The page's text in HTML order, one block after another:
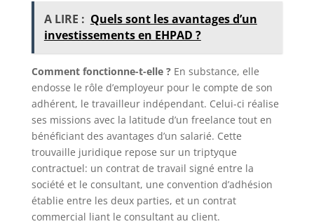
A LIRE : Quels sont les avantages d’un
investissements en EHPAD ?
Comment fonctionne-t-elle ?En substance, elle
endosse le rôle d’employeur pour le compte de son
adhérent, le travailleur indépendant. Celui-ci réalise
ses missions avec la latitude d’un freelance tout en
bénéficiant des avantages d’un salarié. Cette
trouvaille juridique repose sur un triptyque
contractuel: un contrat de travail signé entre la
société et le consultant, une convention d’adhésion
établie entre les deux parties, et un contrat
commercial liant le consultant au client.